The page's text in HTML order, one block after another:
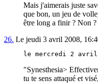
Mais j'aimerais juste
que bon, un jeu de
être long a finir ? Non
26. Le jeudi 3 avril 2008,
le mercredi 2
"Synesthesia>
tu te sens attaqué et